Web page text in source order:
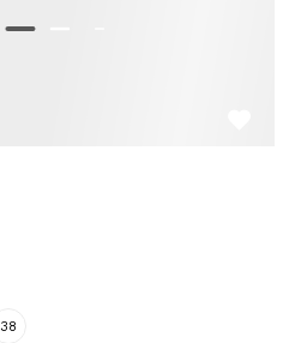
38